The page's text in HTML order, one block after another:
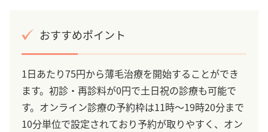
おすすめポイント
1日あたり75円から薄毛治療を開始することができ
ます。初診・再診料が0円で土日祝の診療も可能で
す。オンライン診療の予約枠は11時～19時20分まで
10分単位で設定されており予約が取りやすく、オン